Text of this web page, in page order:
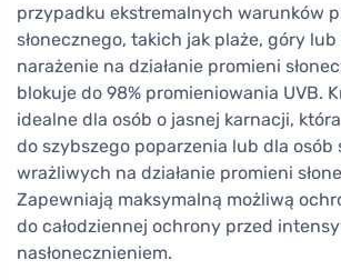
przypadku ekstremalnych warunków
słonecznego, takich jak plaże, góry lub
narażenie na działanie promieni
blokuje do 98% promieniowania UVB.
idealne dla osób o jasnej karnacji,
do szybszego poparzenia lub dla osób
wrażliwych na działanie promieni
Zapewniają maksymalną możliwą
do całodziennej ochrony przed
nasłonecznieniem.